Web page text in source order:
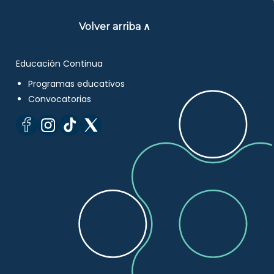
Volver arriba ∧
Educación Continua
Programas educativos
Convocatorias